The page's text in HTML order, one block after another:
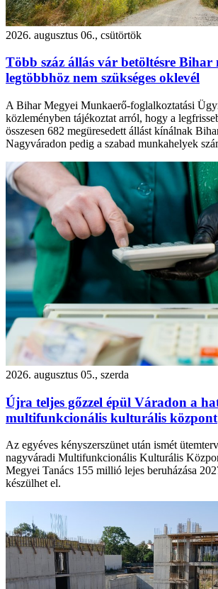
2026. augusztus 06., csütörtök
Több száz állás vár betöltésre Bihar
legtöbbhöz nem szükséges oklevél
A Bihar Megyei Munkaerő-foglalkoztatási
közleményben tájékoztat arról, hogy a
összesen 682 megüresedett állást kínálnak
Nagyváradon pedig a szabad munkahelyek
2026. augusztus 05., szerda
Újra teljes gőzzel épül Váradon a
multifunkcionális kulturális központ
Az egyéves kényszerszünet után ismét
nagyváradi Multifunkcionális Kulturális
Megyei Tanács 155 millió lejes beruházása
készülhet el.